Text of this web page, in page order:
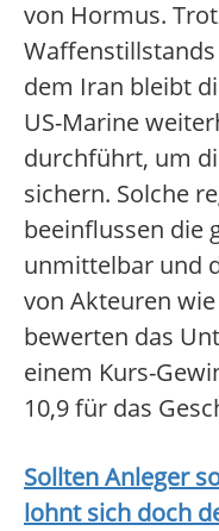
von Hormus.
dem Iran bleibt
US-Marine
durchführt, um
sichern. Solche
beeinflussen die
unmittelbar und
von Akteuren
bewerten das
einem Kurs-
10,9 für das
Sollten Anleger
lohnt sich doch